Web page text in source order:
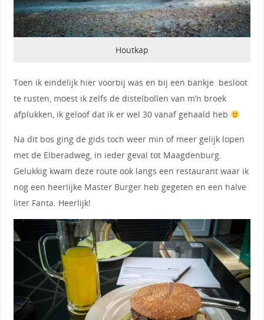
Houtkap
Toen ik eindelijk hier voorbij was en bij een bankje besloot
te rusten, moest ik zelfs de distelbollen van m’n broek
afplukken, ik geloof dat ik er wel 30 vanaf gehaald heb
Na dit bos ging de gids toch weer min of meer gelijk lopen
met de Elberadweg, in ieder geval tot Maagdenburg.
Gelukkig kwam deze route ook langs een restaurant waar ik
nog een heerlijke Master Burger heb gegeten en een halve
liter Fanta. Heerlijk!